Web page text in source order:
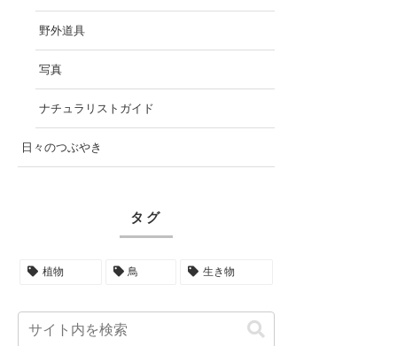
野外道具
写真
ナチュラリストガイド
日々のつぶやき
タグ
植物 鳥 生き物